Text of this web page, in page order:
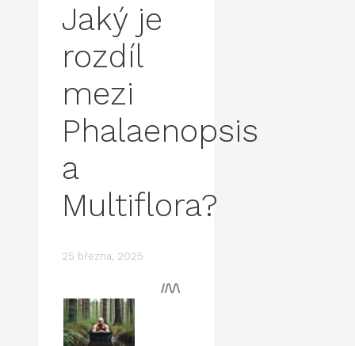
Jaký je
rozdíl
mezi
Phalaenopsis
a
Multiflora?
25 března, 2025